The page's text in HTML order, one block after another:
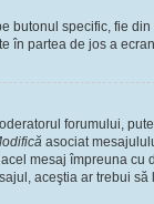
butonul specific, fie
în partea de jos a
forumului,
asociat
mesaj împreuna
aceştia ar trebui